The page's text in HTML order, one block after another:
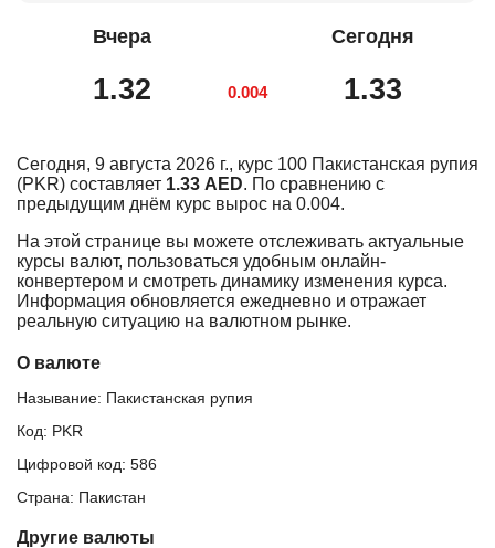
Вчера
1.32 0.004
Сегодня
1.33
Сегодня, 9 августа 2026 г., курс 100 Пакистанская рупия
(PKR) составляет 1.33 AED. По сравнению с
предыдущим днём курс вырос на 0.004.
На этой странице вы можете отслеживать актуальные
курсы валют, пользоваться удобным онлайн-
конвертером и смотреть динамику изменения курса.
Информация обновляется ежедневно и отражает
реальную ситуацию на валютном рынке.
О валюте
Называние: Пакистанская рупия
Код: PKR
Цифровой код: 586
Страна: Пакистан
Другие валюты